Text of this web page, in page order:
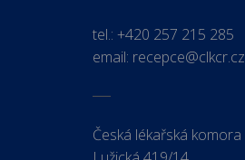
tel.: +420 257 215 285
email: recepce@clkcr.cz
Česká lékařská komora